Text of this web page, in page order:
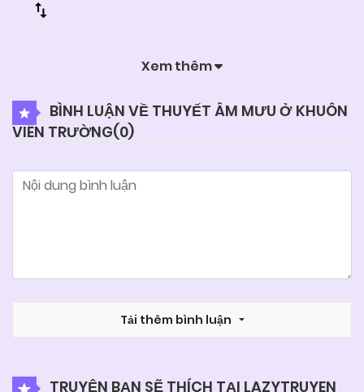
Xem thêm
BÌNH LUẬN VỀ THUYẾT ÂM MƯU Ở KHUÔN
VIÊN TRƯỜNG(0)
Tải thêm bình luận
TRUYỆN BẠN SẼ THÍCH TẠI LAZYTRUYEN